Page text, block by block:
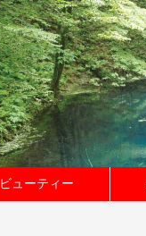
ビューティー